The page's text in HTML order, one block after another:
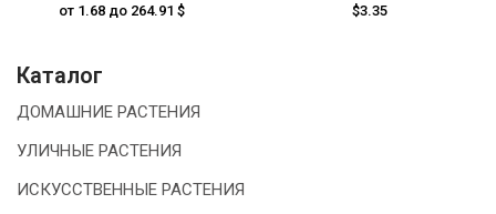
от 1.68 до 264.91 $ $3.35
Каталог
ДОМАШНИЕ РАСТЕНИЯ
УЛИЧНЫЕ РАСТЕНИЯ
ИСКУССТВЕННЫЕ РАСТЕНИЯ